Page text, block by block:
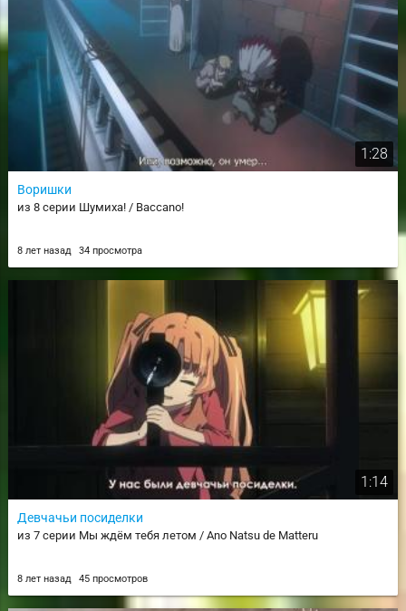
1:28
Воришки
из 8 серии Шумиха! / Baccano!
8 лет назад 34 просмотра
1:14
Девчачьи посиделки
из 7 серии Мы ждём тебя летом / Ano Natsu de Matteru
8 лет назад 45 просмотров